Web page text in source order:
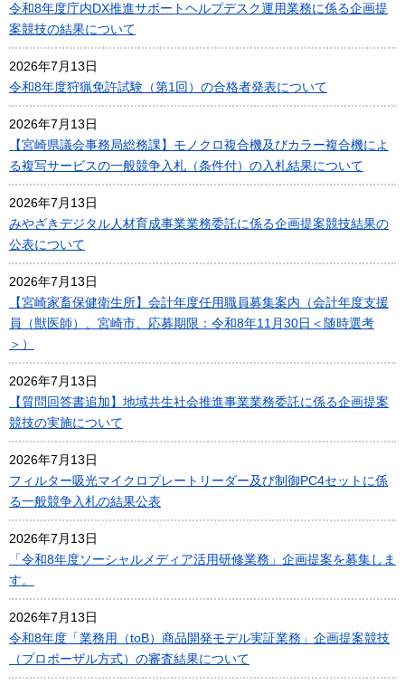
令和8年度庁内DX推進サポートヘルプデスク運用業務に係る企画提
案競技の結果について
2026年7月13日
令和8年度狩猟免許試験（第1回）の合格者発表について
2026年7月13日
【宮崎県議会事務局総務課】モノクロ複合機及びカラー複合機によ
る複写サービスの一般競争入札（条件付）の入札結果について
2026年7月13日
みやざきデジタル人材育成事業業務委託に係る企画提案競技結果の
公表について
2026年7月13日
【宮崎家畜保健衛生所】会計年度任用職員募集案内（会計年度支援
員（獣医師）、宮崎市、応募期限：令和8年11月30日＜随時選考
＞）
2026年7月13日
【質問回答書追加】地域共生社会推進事業業務委託に係る企画提案
競技の実施について
2026年7月13日
フィルター吸光マイクロプレートリーダー及び制御PC4セットに係
る一般競争入札の結果公表
2026年7月13日
「令和8年度ソーシャルメディア活用研修業務」企画提案を募集しま
す。
2026年7月13日
令和8年度「業務用（toB）商品開発モデル実証業務」企画提案競技
（プロポーザル方式）の審査結果について